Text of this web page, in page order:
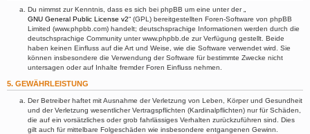
Du nimmst zur Kenntnis, dass es sich bei phpBB um eine unter der „
GNU General Public License v2“ (GPL) bereitgestellten Foren-Software von phpBB
Limited (www.phpbb.com) handelt; deutschsprachige Informationen werden durch die
deutschsprachige Community unter www.phpbb.de zur Verfügung gestellt. Beide
haben keinen Einfluss auf die Art und Weise, wie die Software verwendet wird. Sie
können insbesondere die Verwendung der Software für bestimmte Zwecke nicht
untersagen oder auf Inhalte fremder Foren Einfluss nehmen.
5. GEWÄHRLEISTUNG
Der Betreiber haftet mit Ausnahme der Verletzung von Leben, Körper und Gesundheit
und der Verletzung wesentlicher Vertragspflichten (Kardinalpflichten) nur für Schäden,
die auf ein vorsätzliches oder grob fahrlässiges Verhalten zurückzuführen sind. Dies
gilt auch für mittelbare Folgeschäden wie insbesondere entgangenen Gewinn.